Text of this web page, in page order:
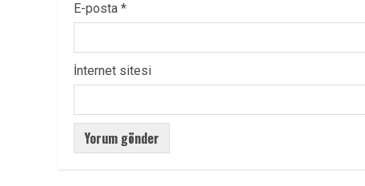
E-posta *
İnternet sitesi